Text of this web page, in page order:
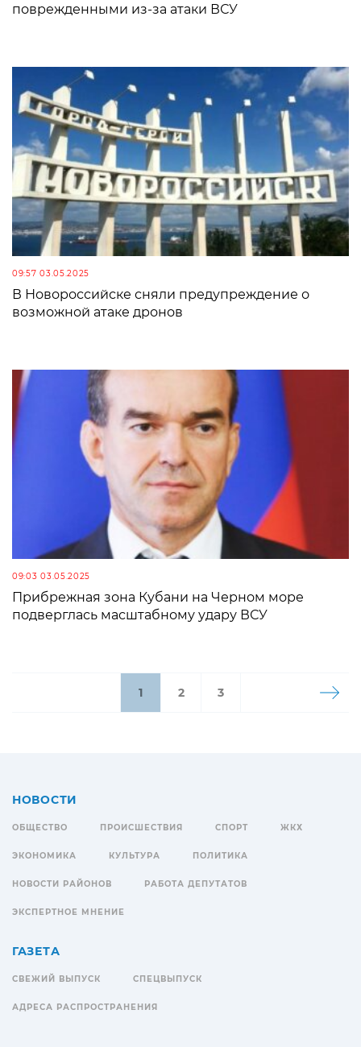
поврежденными из-за атаки ВСУ
09:57 03.05.2025
В Новороссийске сняли предупреждение о
возможной атаке дронов
09:03 03.05.2025
Прибрежная зона Кубани на Черном море
подверглась масштабному удару ВСУ
1 2 3
НОВОСТИ
ОБЩЕСТВО ПРОИСШЕСТВИЯ СПОРТ ЖКХ
ЭКОНОМИКА КУЛЬТУРА ПОЛИТИКА
НОВОСТИ РАЙОНОВ РАБОТА ДЕПУТАТОВ
ЭКСПЕРТНОЕ МНЕНИЕ
ГАЗЕТА
СВЕЖИЙ ВЫПУСК СПЕЦВЫПУСК
АДРЕСА РАСПРОСТРАНЕНИЯ